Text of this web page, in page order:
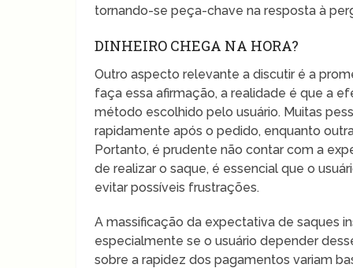
tornando-se peça-chave na resposta à
DINHEIRO CHEGA NA HORA?
Outro aspecto relevante a discutir é a
faça essa afirmação, a realidade é que a
método escolhido pelo usuário. Muitas
rapidamente após o pedido, enquanto
Portanto, é prudente não contar com a
de realizar o saque, é essencial que o
evitar possíveis frustrações.
A massificação da expectativa de saques
especialmente se o usuário depender
sobre a rapidez dos pagamentos variam